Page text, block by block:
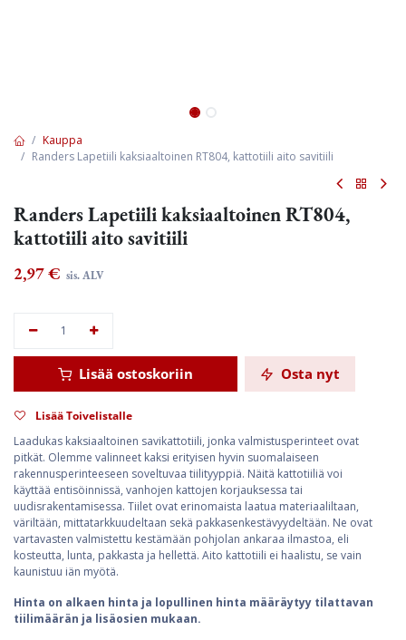
Kauppa
Randers Lapetiili kaksiaaltoinen RT804, kattotiili aito savitiili
Randers Lapetiili kaksiaaltoinen RT804,
kattotiili aito savitiili
2,97€ sis. ALV
Lisää ostoskoriin Osta nyt
Lisää Toivelistalle
Laadukas kaksiaaltoinen savikattotiili, jonka valmistusperinteet ovat
pitkät. Olemme valinneet kaksi erityisen hyvin suomalaiseen
rakennusperinteeseen soveltuvaa tiilityyppiä. Näitä kattotiiliä voi
käyttää entisöinnissä, vanhojen kattojen korjauksessa tai
uudisrakentamisessa. Tiilet ovat erinomaista laatua materiaaliltaan,
väriltään, mittatarkkuudeltaan sekä pakkasenkestävyydeltään. Ne ovat
vartavasten valmistettu kestämään pohjolan ankaraa ilmastoa, eli
kosteutta, lunta, pakkasta ja hellettä. Aito kattotiili ei haalistu, se vain
kaunistuu iän myötä.
Hinta on alkaen hinta ja lopullinen hinta määräytyy tilattavan
tiilimäärän ja lisäosien mukaan.